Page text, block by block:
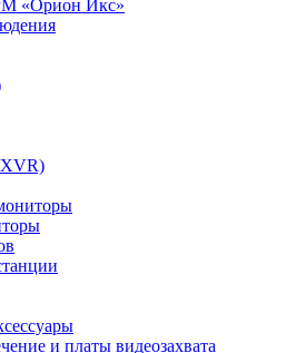
«Орион Икс»
XVR)
и платы видеозахвата